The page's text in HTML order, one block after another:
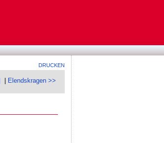
DRUCKEN
Elendskragen >>